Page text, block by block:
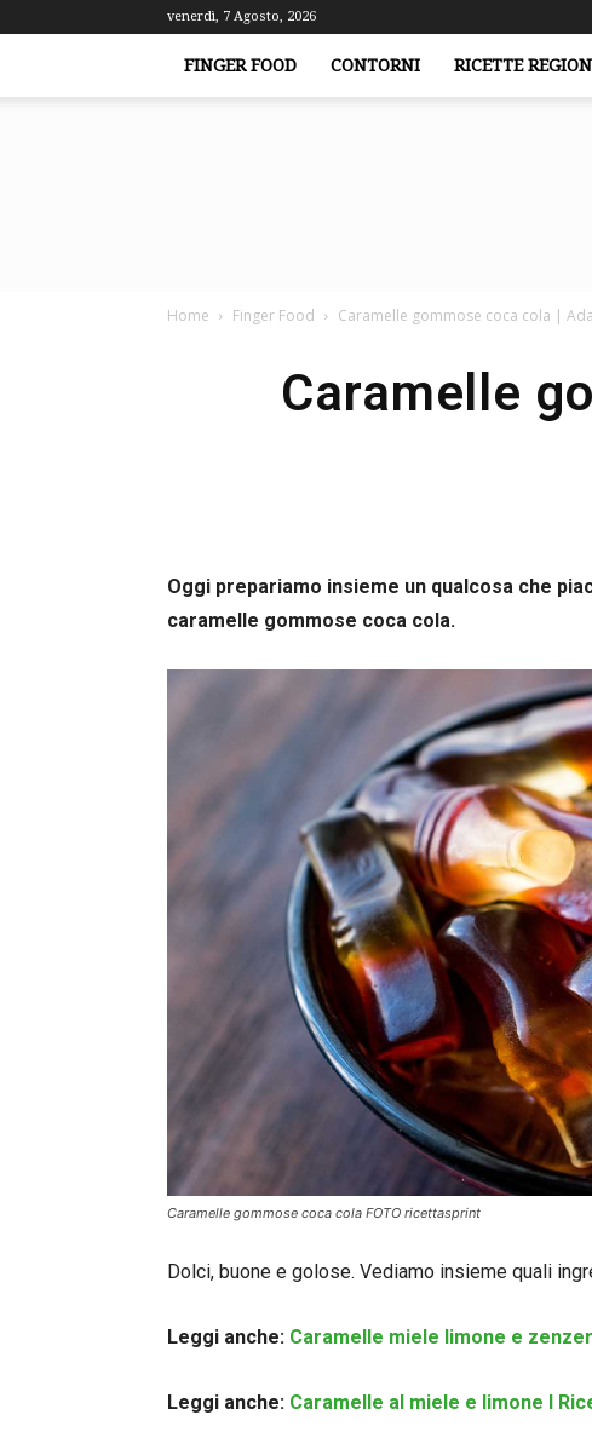
venerdì, 7 Agosto, 2026
FINGER FOOD CONTORNI RICETTE
Home Finger Food Caramelle gommose coca cola |
Caramelle
Oggi prepariamo insieme un qualcosa che
caramelle gommose coca cola.
Caramelle gommose coca cola FOTO ricettasprint
Dolci, buone e golose. Vediamo insieme quali
Leggi anche: Caramelle miele limone e
Leggi anche: Caramelle al miele e limone l